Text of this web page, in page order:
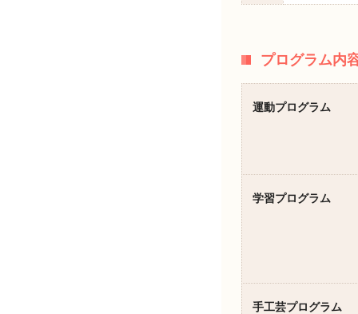
プログラム内
運動プログラム
学習プログラム
手工芸プログラム